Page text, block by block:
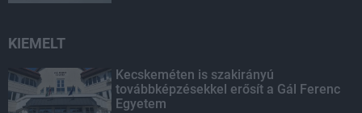
KIEMELT
Kecskeméten is szakirányú
továbbképzésekkel erősít a Gál Ferenc
Egyetem